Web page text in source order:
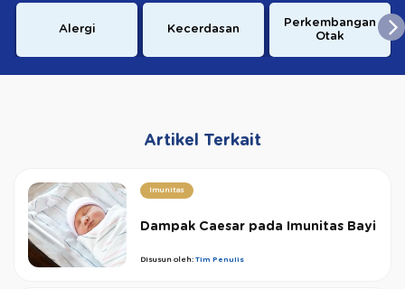
Alergi Kecerdasan
Perkembangan
Otak
Artikel Terkait
Imunitas
Dampak Caesar pada Imunitas Bayi
Disusun oleh: Tim Penulis